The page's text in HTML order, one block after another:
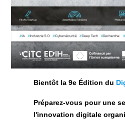
Bientôt la 9e Édition du
Préparez-vous pour une
l'innovation digitale